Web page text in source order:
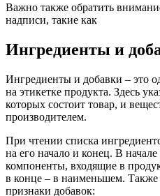
Важно также обратить
надписи, такие как
Ингредиенты и
Ингредиенты и добавки – это
на этикетке продукта. Здесь
которых состоит товар, и
производителем.
При чтении списка
на его начало и конец. В
компоненты, входящие в
в конце – в наименьшем.
признаки добавок: